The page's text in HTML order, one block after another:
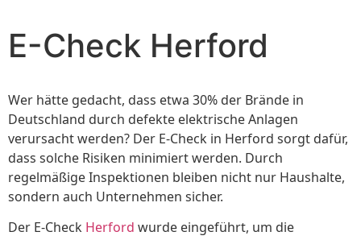
E-Check Herford
Wer hätte gedacht, dass etwa 30% der Brände in
Deutschland durch defekte elektrische Anlagen
verursacht werden? Der E-Check in Herford sorgt dafür,
dass solche Risiken minimiert werden. Durch
regelmäßige Inspektionen bleiben nicht nur Haushalte,
sondern auch Unternehmen sicher.
Der E-Check Herford wurde eingeführt, um die